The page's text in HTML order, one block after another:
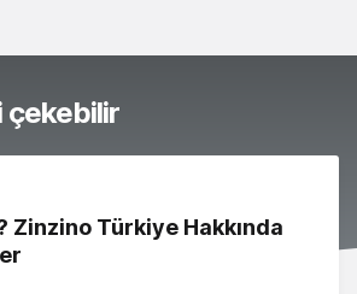
çekebilir
Zinzino Türkiye Hakkında